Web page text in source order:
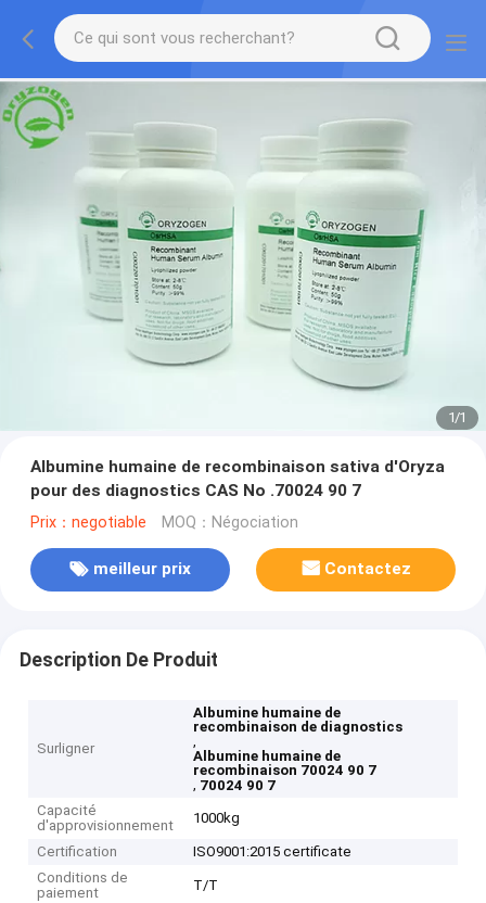
1/1
Albumine humaine de recombinaison sativa d'Oryza
pour des diagnostics CAS No .70024 90 7
Prix：negotiable MOQ：Négociation
meilleur prix Contactez
Description De Produit
Surligner
Albumine humaine de
recombinaison de diagnostics
,
Albumine humaine de
recombinaison 70024 90 7
, 70024 90 7
Capacité
d'approvisionnement
1000kg
Certification
ISO9001:2015 certificate
Conditions de
paiement
T/T